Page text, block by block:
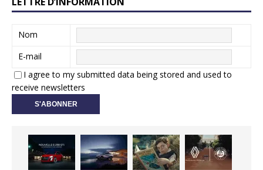
Nom
E-mail
I agree to my submitted data being stored and used to
receive newsletters